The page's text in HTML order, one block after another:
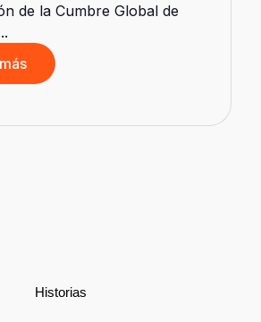
Historias
de la Cumbre Global de